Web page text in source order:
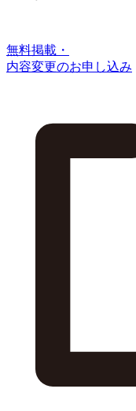
無料掲載・
内容変更のお申し込み